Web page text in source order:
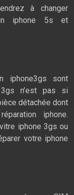
à changer
iphone 5s et
iphone3gs sont
3gs n’est pas si
détachée dont
iphone.
iphone 3gs ou
votre iphone